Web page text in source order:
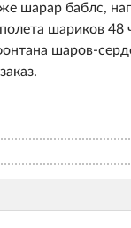
шарар баблс,
шариков
шаров-